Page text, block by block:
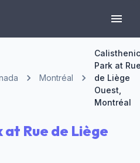
Montréal
Park at
de Liège
Ouest,
Montréal
Rue de Liège